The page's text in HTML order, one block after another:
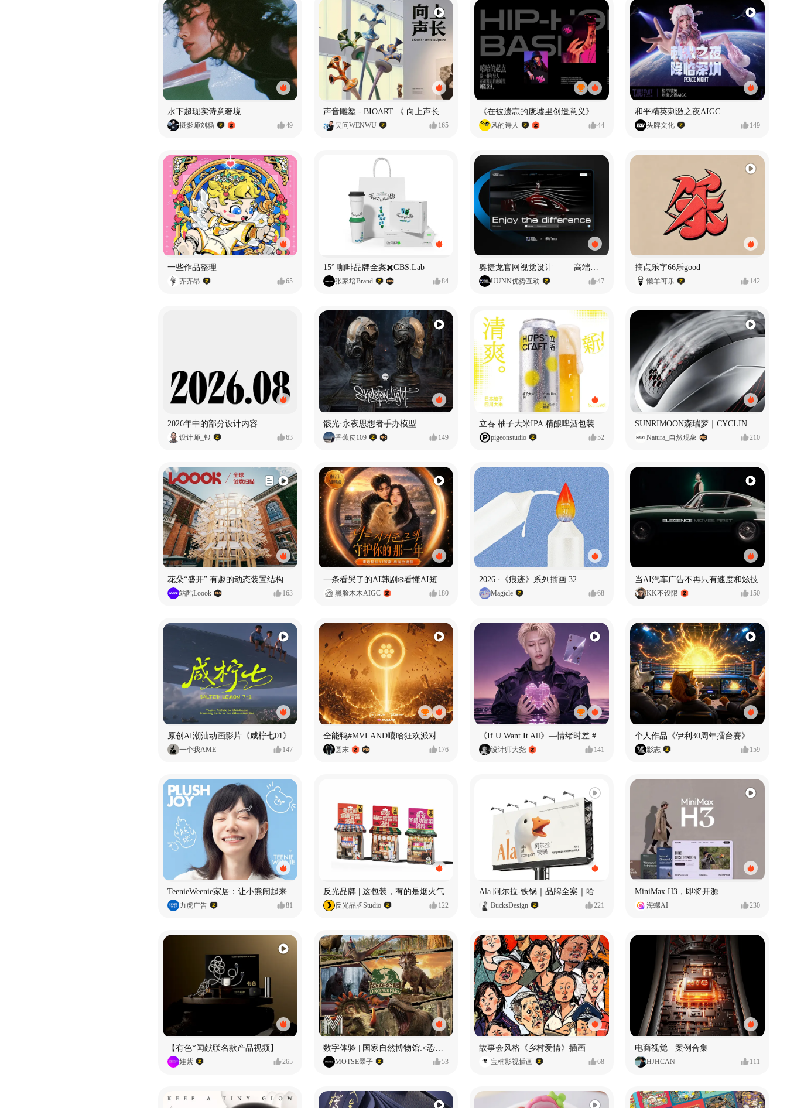
水下超现实诗意奢境
摄影师刘杨 49 吴问WENWU 165 风的诗人 44
和平精英刺激之夜AIGC
头牌文化 149
一些作品整理
齐齐昂 65
15° 咖啡品牌全案✖️GBS.Lab
张家培Brand 84
奥捷龙官网视觉设计 —— 高端网站建设
UUNN优势互动 47
搞点乐字66乐good
懒羊可乐 142
2026年中的部分设计内容
设计师_银 63
骸光·永夜思想者手办模型
香蕉皮109 149 pigeonstudio 52 Natura_自然现象 210
花朵“盛开” 有趣的动态装置结构
站酷Loook 163
一条看哭了的AI韩剧❄️看懂AI短剧出海全流程
黑脸木木AIGC 180
2026 ·《痕迹》系列插画 32
Magicle 68
当AI汽车广告不再只有速度和炫技
KK不设限 150
原创AI潮汕动画影片《咸柠七01》
一个我AME 147
全能鸭#MVLAND嘻哈狂欢派对
圆末 176 设计师大尧 141
个人作品《伊利30周年擂台赛》
影志 159
TeenieWeenie家居：让小熊闹起来
力虎广告 81
反光品牌 | 这包装，有的是烟火气
反光品牌Studio 122
Ala 阿尔拉-铁锅｜品牌全案｜哈尔滨
BucksDesign 221
MiniMax H3，即将开源
海螺AI 230
【有色*闻献联名款产品视频】
娃紫 265 MOTSE墨子 53
故事会风格《乡村爱情》插画
宝楠影视插画 68
电商视觉 · 案例合集
HJHCAN 111